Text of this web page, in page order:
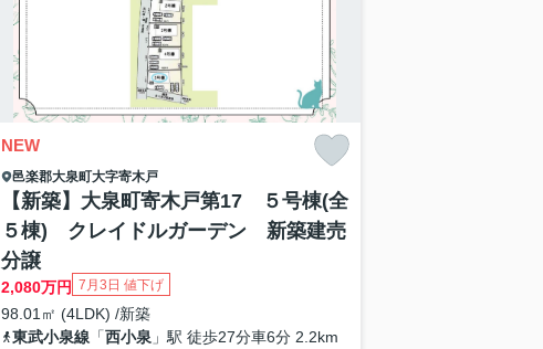
NEW
邑楽郡大泉町大字寄木戸
【新築】大泉町寄木戸第17 ５号棟(全
５棟) クレイドルガーデン 新築建売
分譲
2,080万円 7月3日 値下げ
98.01㎡ (4LDK) /新築
東武小泉線「西小泉 」駅 徒歩27分車6分 2.2km